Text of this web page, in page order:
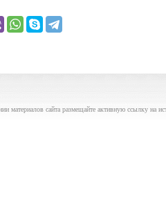
материалов сайта размещайте активную ссылку на